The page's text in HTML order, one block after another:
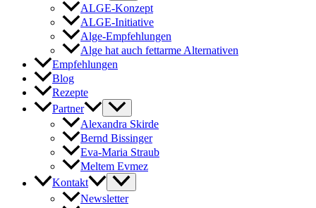
ALGE-Konzept
ALGE-Initiative
Alge-Empfehlungen
Alge hat auch fettarme Alternativen
Empfehlungen
Blog
Rezepte
Partner
Alexandra Skirde
Bernd Bissinger
Eva-Maria Straub
Meltem Evmez
Kontakt
Newsletter